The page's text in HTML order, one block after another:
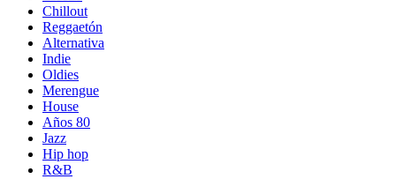
Chillout
Reggaetón
Alternativa
Indie
Oldies
Merengue
House
Años 80
Jazz
Hip hop
R&B